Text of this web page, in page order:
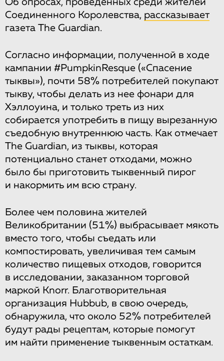
Соединенного Королевства, рассказывает
газета The Guardian.
Согласно информации, полученной в ходе
кампании #PumpkinResque («Спасение
тыквы»), почти 58% потребителей покупают
тыкву, чтобы делать из нее фонари для
Хэллоуина, и только треть из них
собирается употребить в пищу вырезанную
съедобную внутреннюю часть. Как отмечает
The Guardian, из тыквы, которая
потенциально станет отходами, можно
было бы приготовить тыквенный пирог
и накормить им всю страну.
Более чем половина жителей
Великобритании (51%) выбрасывает мякоть
вместо того, чтобы съедать или
компостировать, увеличивая тем самым
количество пищевых отходов, говорится
в исследовании, заказанном торговой
маркой Knorr. Благотворительная
организация Hubbub, в свою очередь,
обнаружила, что около 52% потребителей
будут рады рецептам, которые помогут
им найти применение тыквенным остаткам.